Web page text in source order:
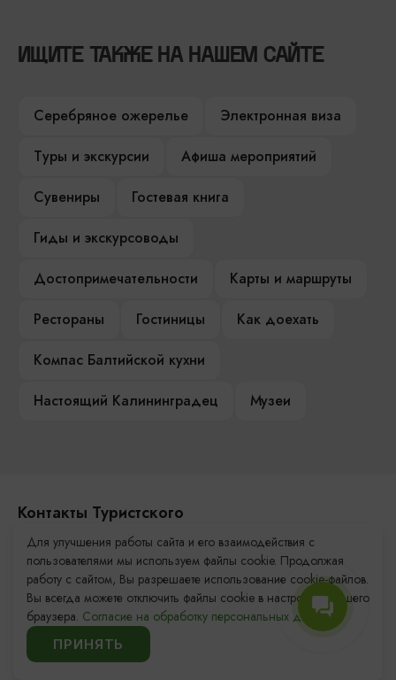
ИЩИТЕ ТАКЖЕ НА НАШЕМ САЙТЕ
Серебряное ожерелье
Электронная виза
Туры и экскурсии
Афиша мероприятий
Сувениры
Гостевая книга
Гиды и экскурсоводы
Достопримечательности
Карты и маршруты
Рестораны
Гостиницы
Как доехать
Компас Балтийской кухни
Настоящий Калининградец
Музеи
Контакты Туристского
информационного центра
+7 (4012) 555-200
8 (800) 200-55-39
info@visit-kaliningrad.ru
Для улучшения работы сайта и его взаимодействия с
пользователями мы используем файлы cookie. Продолжая
работу с сайтом, Вы разрешаете использование cookie-файлов.
Вы всегда можете отключить файлы cookie в настройках Вашего
браузера. Согласие на обработку персональных данных.
ПРИНЯТЬ